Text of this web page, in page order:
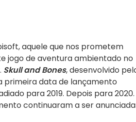
aquele que nos prometem
jogo de aventura ambientado no
Skull and Bones, desenvolvido
primeira data de lançamento
para 2019. Depois para 2020.
continuaram a ser